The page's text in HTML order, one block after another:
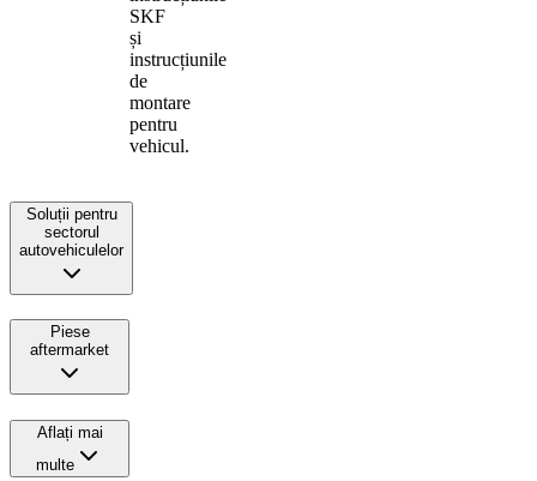
SKF
și
instrucțiunile
de
montare
pentru
vehicul.
Soluții pentru
sectorul
autovehiculelor
Piese
aftermarket
Aflați mai
multe